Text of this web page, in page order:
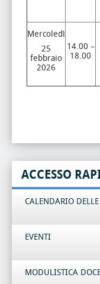
Mercoledì
25
febbraio
2026
14.00 –
18.00
ACCESSO
CALENDARIO
EVENTI
MODULISTICA